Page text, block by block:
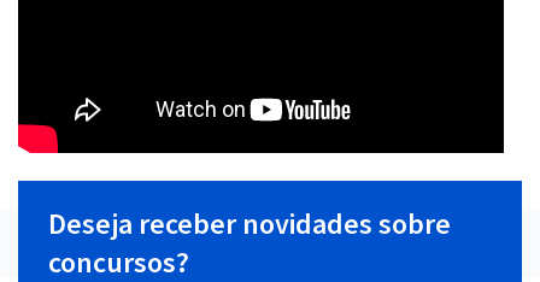
Deseja receber novidades sobre
concursos?